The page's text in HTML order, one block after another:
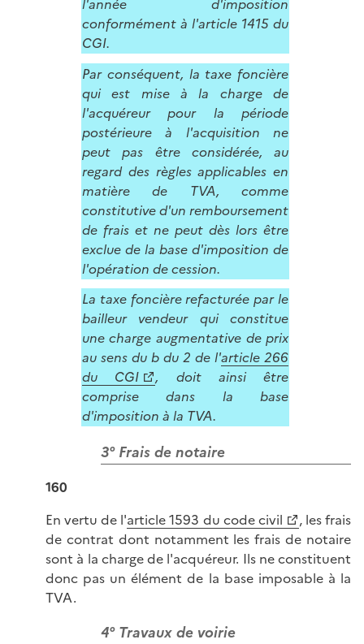
l'année d'imposition
conformément à l'article 1415 du
CGI.
Par conséquent, la taxe foncière
qui est mise à la charge de
l'acquéreur pour la période
postérieure à l'acquisition ne
peut pas être considérée, au
regard des règles applicables en
matière de TVA, comme
constitutive d'un remboursement
de frais et ne peut dès lors être
exclue de la base d'imposition de
l'opération de cession.
La taxe foncière refacturée par le
bailleur vendeur qui constitue
une charge augmentative de prix
au sens du b du 2 de l'article 266
du CGI
, doit ainsi être
comprise dans la base
d'imposition à la TVA.
3° Frais de notaire
160
En vertu de l'article 1593 du code civil
, les frais
de contrat dont notamment les frais de notaire
sont à la charge de l'acquéreur. Ils ne constituent
donc pas un élément de la base imposable à la
TVA.
4° Travaux de voirie